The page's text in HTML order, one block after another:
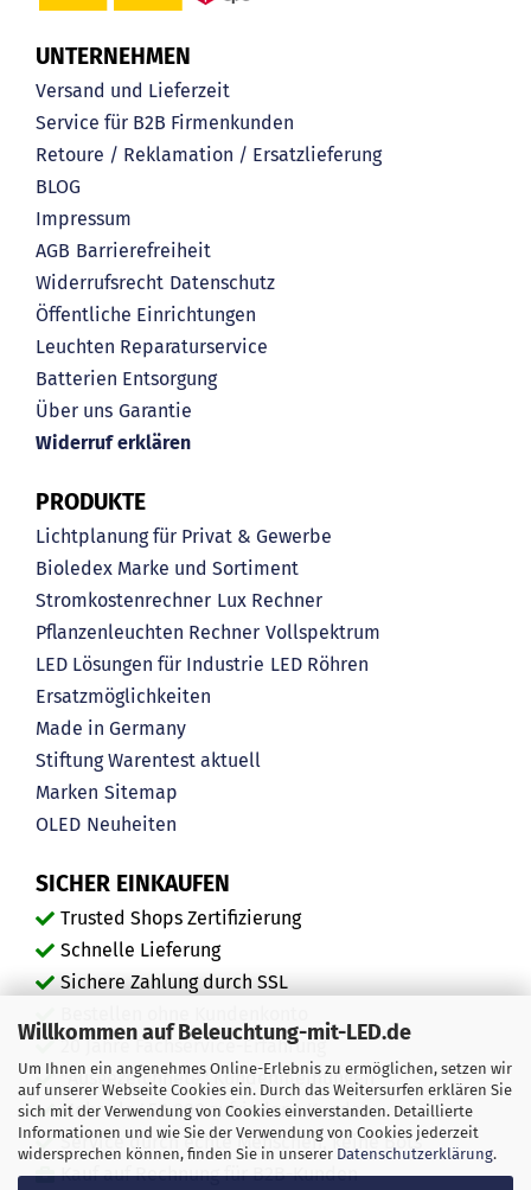
Willkommen auf Beleuchtung-mit-LED.de
Um Ihnen ein angenehmes Online-Erlebnis zu ermöglichen, setzen wir
auf unserer Webseite Cookies ein. Durch das Weitersurfen erklären Sie
sich mit der Verwendung von Cookies einverstanden. Detaillierte
Informationen und wie Sie der Verwendung von Cookies jederzeit
widersprechen können, finden Sie in unserer Datenschutzerklärung.
UNTERNEHMEN
Versand und Lieferzeit
Service für B2B Firmenkunden
Retoure / Reklamation / Ersatzlieferung
BLOG
Impressum
AGB Barrierefreiheit
Widerrufsrecht Datenschutz
Öffentliche Einrichtungen
Leuchten Reparaturservice
Batterien Entsorgung
Über uns Garantie
Widerruf erklären
PRODUKTE
Lichtplanung für Privat & Gewerbe
Bioledex Marke und Sortiment
Stromkostenrechner Lux Rechner
Pflanzenleuchten Rechner Vollspektrum
LED Lösungen für Industrie LED Röhren
Ersatzmöglichkeiten
Made in Germany
Stiftung Warentest aktuell
Marken Sitemap
OLED Neuheiten
SICHER EINKAUFEN
Trusted Shops Zertifizierung
Schnelle Lieferung
Sichere Zahlung durch SSL
20 Jahre Fachservice-Erfahrung
"Ausgezeichnete" Kundenmeinungen
Mehr als 450.000 zufriedene Kunden
Service durch echte Menschen, keine Bots
Kauf auf Rechnung für B2B-Kunden